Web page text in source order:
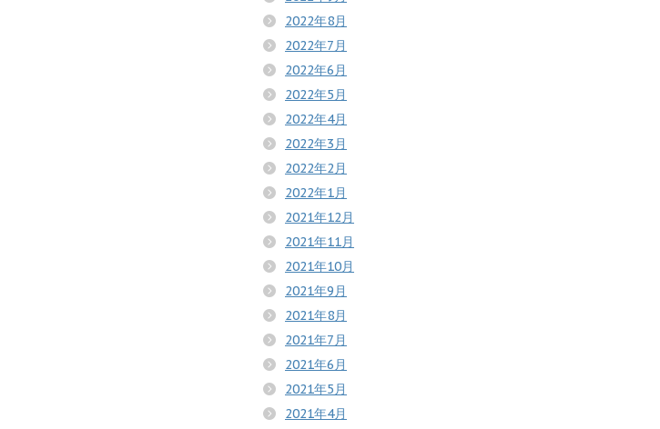
2022年8月
2022年7月
2022年6月
2022年5月
2022年4月
2022年3月
2022年2月
2022年1月
2021年12月
2021年11月
2021年10月
2021年9月
2021年8月
2021年7月
2021年6月
2021年5月
2021年4月